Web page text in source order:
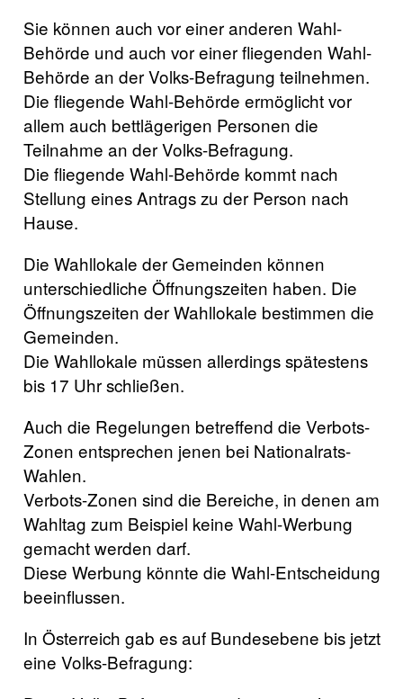
Sie können auch vor einer anderen Wahl-
Behörde und auch vor einer fliegenden Wahl-
Behörde an der Volks-Befragung teilnehmen.
Die fliegende Wahl-Behörde ermöglicht vor
allem auch bettlägerigen Personen die
Teilnahme an der Volks-Befragung.
Die fliegende Wahl-Behörde kommt nach
Stellung eines Antrags zu der Person nach
Hause.
Die Wahllokale der Gemeinden können
unterschiedliche Öffnungszeiten haben. Die
Öffnungszeiten der Wahllokale bestimmen die
Gemeinden.
Die Wahllokale müssen allerdings spätestens
bis 17 Uhr schließen.
Auch die Regelungen betreffend die Verbots-
Zonen entsprechen jenen bei Nationalrats-
Wahlen.
Verbots-Zonen sind die Bereiche, in denen am
Wahltag zum Beispiel keine Wahl-Werbung
gemacht werden darf.
Diese Werbung könnte die Wahl-Entscheidung
beeinflussen.
In Österreich gab es auf Bundesebene bis jetzt
eine Volks-Befragung: